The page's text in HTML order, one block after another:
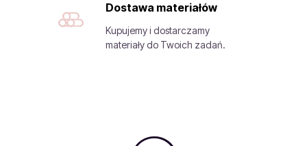
Dostawa materiałów
Kupujemy i dostarczamy
materiały do Twoich zadań.